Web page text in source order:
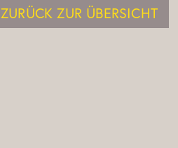
ZURÜCK ZUR ÜBERSICHT